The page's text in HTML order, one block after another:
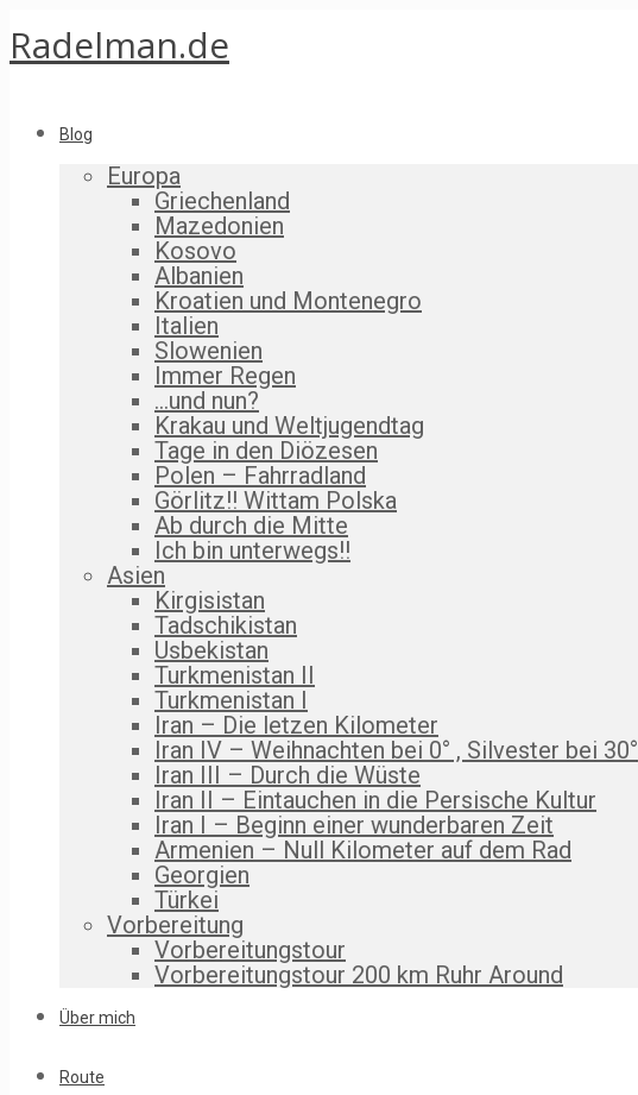
Radelman.de
Blog
Europa
Griechenland
Mazedonien
Kosovo
Albanien
Kroatien und Montenegro
Italien
Slowenien
Immer Regen
…und nun?
Krakau und Weltjugendtag
Tage in den Diözesen
Polen – Fahrradland
Görlitz!! Wittam Polska
Ab durch die Mitte
Ich bin unterwegs!!
Asien
Kirgisistan
Tadschikistan
Usbekistan
Turkmenistan II
Turkmenistan I
Iran – Die letzen Kilometer
Iran IV – Weihnachten bei 0° , Silvester bei 30°
Iran III – Durch die Wüste
Iran II – Eintauchen in die Persische Kultur
Iran I – Beginn einer wunderbaren Zeit
Armenien – Null Kilometer auf dem Rad
Georgien
Türkei
Vorbereitung
Vorbereitungstour
Vorbereitungstour 200 km Ruhr Around
Über mich
Route